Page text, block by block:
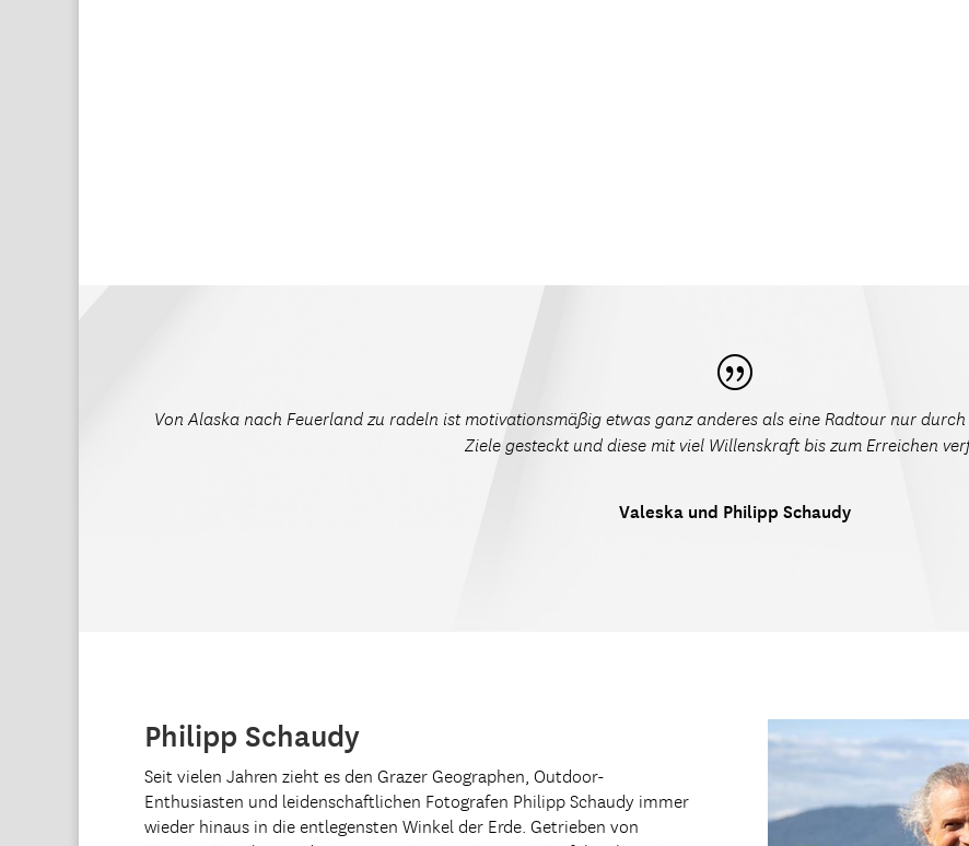
Von Alaska nach Feuerland zu radeln ist motivationsmäßig etwas ganz anderes als eine Radtour nur
Ziele gesteckt und diese mit viel Willenskraft bis zum Erreichen
Valeska und Philipp Schaudy
Philipp Schaudy
Seit vielen Jahren zieht es den Grazer Geographen, Outdoor-
Enthusiasten und leidenschaftlichen Fotografen Philipp Schaudy immer
wieder hinaus in die entlegensten Winkel der Erde. Getrieben von